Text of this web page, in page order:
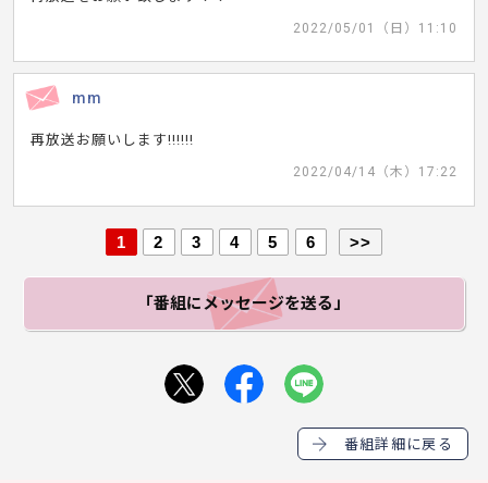
2022/05/01（日）11:10
mm
再放送お願いします!!!!!!
2022/04/14（木）17:22
1 2 3 4 5 6 >>
「番組にメッセージを送る」
番組詳細に戻る